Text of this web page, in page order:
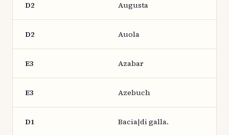
D2 Augusta
D2 Auola
E3 Azabar
E3 Azebuch
D1 Bacia|di galla.